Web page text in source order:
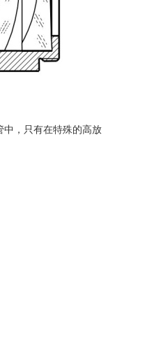
中，只有在特殊的高放